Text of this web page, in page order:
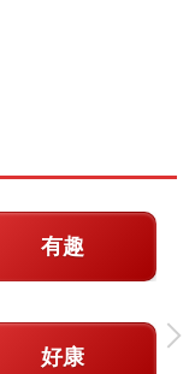
有趣
好康